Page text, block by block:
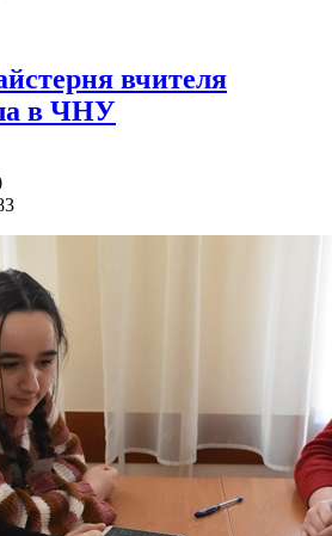
вчителя
в ЧНУ